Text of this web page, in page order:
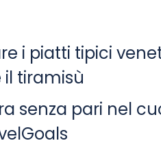
i piatti tipici
tiramisù
senza pari nel